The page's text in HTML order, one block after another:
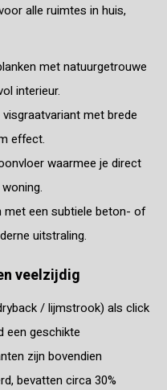
alle ruimtes in huis,
met natuurgetrouwe
interieur.
met brede
effect.
waarmee je direct
een subtiele beton- of
uitstraling.
veelzijdig
/ lijmstrook) als click
een geschikte
zijn bovendien
bevatten circa 30%